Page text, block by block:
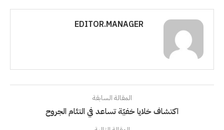
EDITOR.MANAGER
المقالة السابقة
اكتشاف خلايا خفيّة تساعد في التئام الجروح